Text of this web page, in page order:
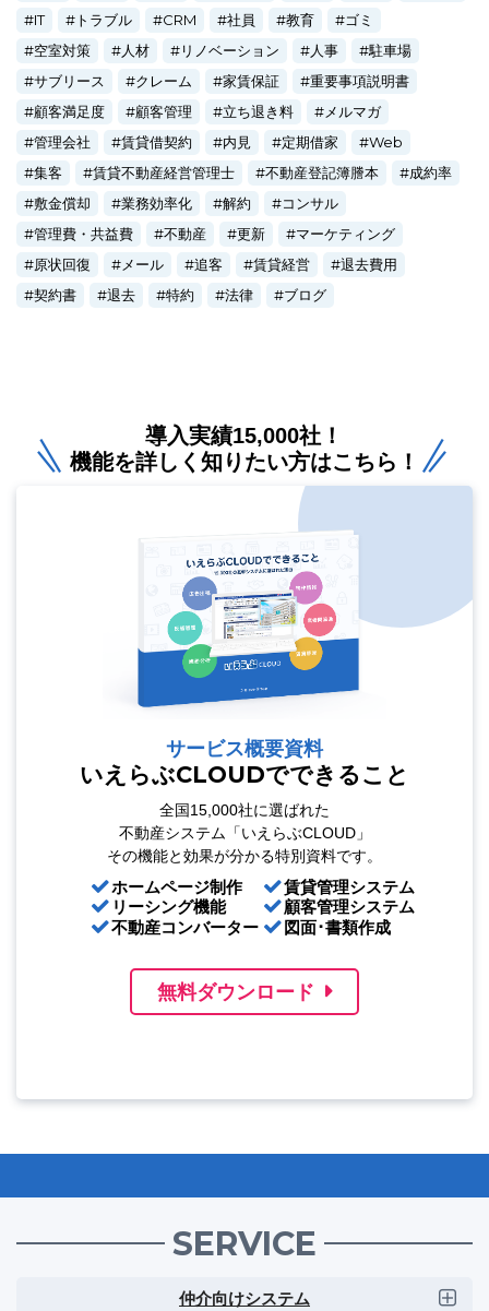
IT
トラブル CRM 社員 教育
ゴミ
空室対策
人材 リノベーション 人事
駐車場
サブリース
クレーム 家賃保証
重要事項説明書
顧客満足度
顧客管理 立ち退き料
メルマガ
管理会社
賃貸借契約 内見 定期借家
Web
集客
賃貸不動産経営管理士 不動産登記簿謄本
成約率
敷金償却
業務効率化 解約
コンサル
管理費・共益費
不動産 更新
マーケティング
原状回復
メール 追客 賃貸経営
退去費用
契約書
退去 特約 法律 ブログ
導入実績15,000社！
機能を詳しく知りたい方はこちら！
サービス概要資料
いえらぶCLOUDでできること
全国15,000社に選ばれた
不動産システム「いえらぶCLOUD」
その機能と効果が分かる特別資料です。
ホームページ制作
リーシング機能
不動産コンバーター
賃貸管理システム
顧客管理システム
図面･書類作成
無料ダウンロード
SERVICE
仲介向けシステム